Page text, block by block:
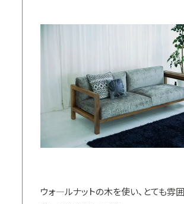
ウォ―ルナットの木を使い、とても雰